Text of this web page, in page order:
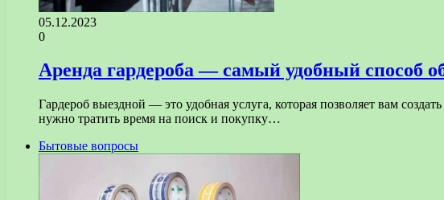
05.12.2023
0
Аренда гардероба — самый удобный способ
Гардероб выездной — это удобная услуга, которая позволяет вам
нужно тратить время на поиск и покупку…
Бытовые вопросы